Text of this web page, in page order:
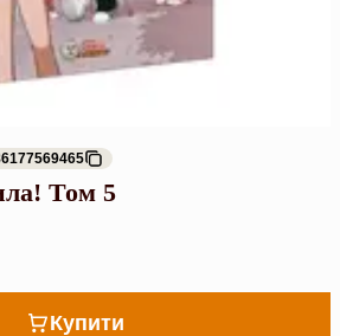
Том 5
Купити